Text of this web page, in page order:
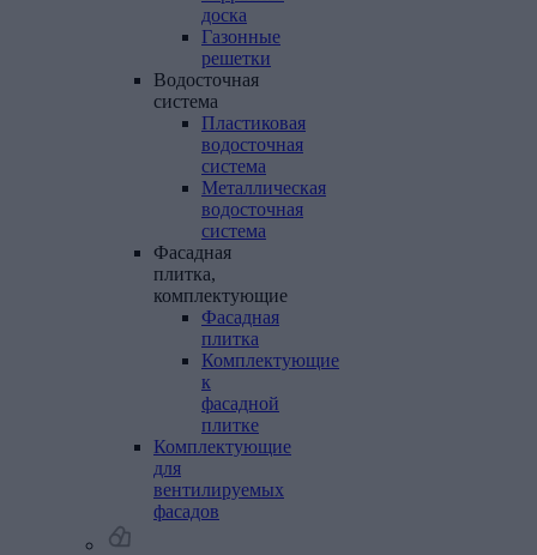
доска
Газонные
решетки
Водосточная
система
Пластиковая
водосточная
система
Металлическая
водосточная
система
Фасадная
плитка,
комплектующие
Фасадная
плитка
Комплектующие
к
фасадной
плитке
Комплектующие
для
вентилируемых
фасадов